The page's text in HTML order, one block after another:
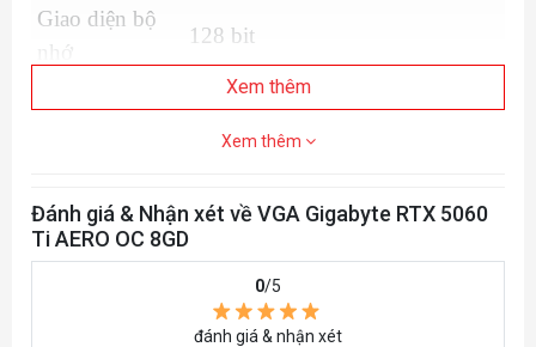
Giao diện bộ
nhớ
128 bit
Kết nối
HDMI 2.1b *1
L=281 W=117 H=40 mm
Xem thêm
Xem thêm
Đánh giá & Nhận xét về VGA Gigabyte RTX 5060
Ti AERO OC 8GD
0/5
đánh giá & nhận xét